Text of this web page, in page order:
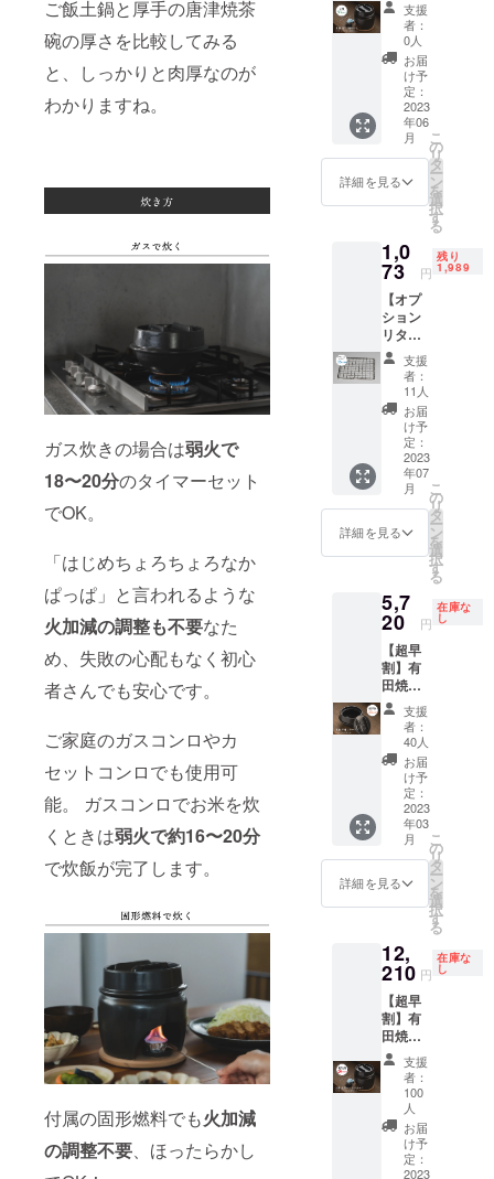
ご飯土鍋と厚手の唐津焼茶
碗の厚さを比較してみる
と、しっかりと肉厚なのが
わかりますね。
ガス炊きの場合は弱火で
18〜20分のタイマーセット
でOK。
「はじめちょろちょろなか
ぱっぱ」と言われるような
火加減の調整も不要なた
め、失敗の心配もなく初心
者さんでも安心です。
ご家庭のガスコンロやカ
セットコンロでも使用可
能。 ガスコンロでお米を炊
くときは弱火で約16〜20分
で炊飯が完了します。
付属の固形燃料でも火加減
の調整不要、ほったらかし
2023年
3月末
（九州
福岡か
らの発
送とな
りま
す。）
＊記載
の価格
みの価
格とな
りま
す。
ご飯土
鍋 竈
門セッ
ト x2 ・
販売予
定価
格
33,000
円（税
込） ・
割引
率
F ・支
援価
格
22,110
円 ＊配
送お届
け予定
2023年
6月末
（九州
福岡か
らの発
送とな
りま
す。）
＊記載
の価格
みの価
格とな
りま
す。
支援
者：
0人
お届
け予
定：
2023
年06
月
詳細を見る
こ
の
リ
タ
ー
ン
を
選
択
す
る
1,0
73 円
残り
1,989
【オプ
ション
リター
ン】五
徳用網
・販売
予定価
格
1,650円
（税
込） ・
割引
率
35％OF
F ・支
援価
1,073円
＊配送
お届け
予定は
合わせ
て支援
いただ
いたリ
ターン
の本体
に準じ
ます
（九州
福岡か
らの発
送とな
りま
はすべ
て税・
送料込
みの価
格とな
りま
す。 ＊
本オプ
ション
リター
ンのみ
の支援
では、
支援
者：
11人
お届
け予
定：
2023
年07
月
詳細を見る
こ
の
リ
タ
ー
ン
を
選
択
す
る
5,7
20 円
在庫な
し
【超早
割】有
田焼 1
合炊き
ご飯土
鍋 ・販
売予定
価格
8,800円
（税
込） ・
割引
率
35％OF
F ・支
援価
5,720円
＊配送
お届け
予定
2023年
3月末
（九州
福岡か
らの発
送とな
りま
す。）
＊記載
支援
者：
40人
お届
け予
定：
2023
年03
月
詳細を見る
こ
の
リ
タ
ー
ン
を
選
択
す
る
12,
210 円
在庫な
し
【超早
割】有
田焼 1
合炊き
ご飯土
鍋 竈
門セッ
ト ・販
売予定
価格
支援
者：
100
人
お届
け予
定：
2023